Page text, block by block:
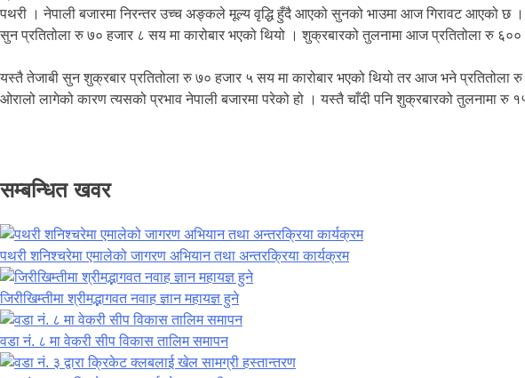
पथरी । नेपाली बजारमा निरन्तर उच्च अङ्कले मूल्य वृद्धि हुँदै आएको सुनको भाउमा आज गिरावट आएको छ
सुन प्रतितोला रु ७० हजार ८ सय मा कारोबार भएको थियो । शुक्रबारको तुलनामा आज प्रतितोला रु
यस्तै तेजाबी सुन शुक्रबार प्रतितोला रु ७० हजार ५ सय मा कारोबार भएको थियो तर आज भने प्रतितोला
ओरालो लागेको कारण त्यसको प्रभाव नेपाली बजारमा परेको हो । यस्तै चाँदी पनि शुक्रबारको तुलनामा रु
सम्बन्धित खवर
पथरी शनिश्चरेमा एमालेको जागरण अभियान तथा अन्तरक्रिया कार्यक्रम
जिरीखिम्तीमा श्रीमद्भागवत नवाह ज्ञान महायज्ञ हुने
वडा नं. ८ मा वेकरी सीप विकास तालिम समापन